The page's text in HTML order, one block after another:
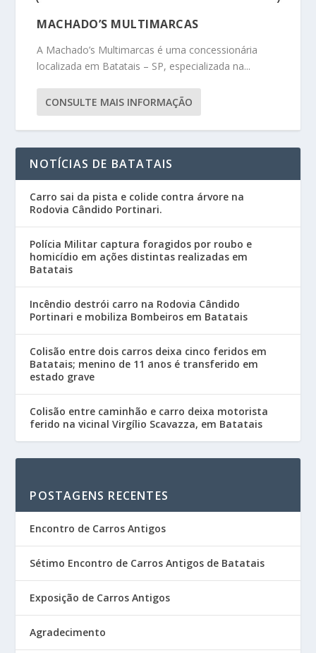
MACHADO’S MULTIMARCAS
A Machado’s Multimarcas é uma concessionária
localizada em Batatais – SP, especializada na...
CONSULTE MAIS INFORMAÇÃO
NOTÍCIAS DE BATATAIS
Carro sai da pista e colide contra árvore na
Rodovia Cândido Portinari.
Polícia Militar captura foragidos por roubo e
homicídio em ações distintas realizadas em
Batatais
Incêndio destrói carro na Rodovia Cândido
Portinari e mobiliza Bombeiros em Batatais
Colisão entre dois carros deixa cinco feridos em
Batatais; menino de 11 anos é transferido em
estado grave
Colisão entre caminhão e carro deixa motorista
ferido na vicinal Virgílio Scavazza, em Batatais
POSTAGENS RECENTES
Encontro de Carros Antigos
Sétimo Encontro de Carros Antigos de Batatais
Exposição de Carros Antigos
Agradecimento